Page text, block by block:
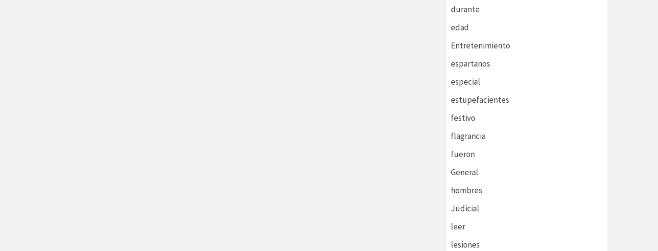
durante
edad
Entretenimiento
espartanos
especial
estupefacientes
festivo
flagrancia
fueron
General
hombres
Judicial
leer
lesiones